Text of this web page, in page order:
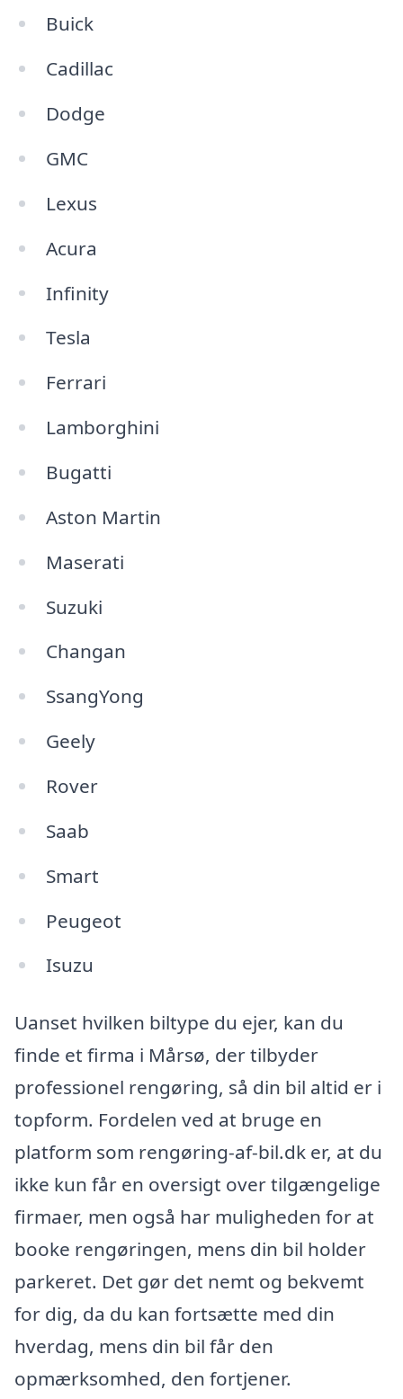
Buick
Cadillac
Dodge
GMC
Lexus
Acura
Infinity
Tesla
Ferrari
Lamborghini
Bugatti
Aston Martin
Maserati
Suzuki
Changan
SsangYong
Geely
Rover
Saab
Smart
Peugeot
Isuzu
Uanset hvilken biltype du ejer, kan du
finde et firma i Mårsø, der tilbyder
professionel rengøring, så din bil altid er i
topform. Fordelen ved at bruge en
platform som rengøring-af-bil.dk er, at du
ikke kun får en oversigt over tilgængelige
firmaer, men også har muligheden for at
booke rengøringen, mens din bil holder
parkeret. Det gør det nemt og bekvemt
for dig, da du kan fortsætte med din
hverdag, mens din bil får den
opmærksomhed, den fortjener.